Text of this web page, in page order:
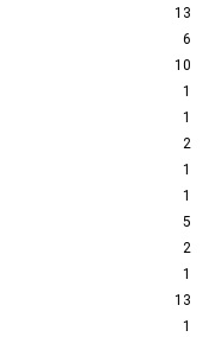
13
6
10
1
1
2
1
1
5
2
1
13
1